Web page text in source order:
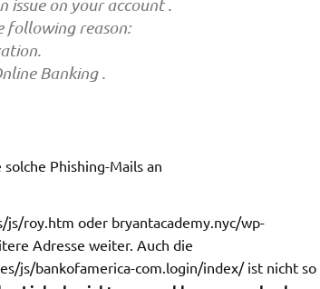
issue on your account .
following reason:
Banking .
solche Phishing-Mails an
roy.htm oder bryantacademy.nyc/wp-
Adresse weiter. Auch die
js/bankofamerica-com.login/index/ ist nicht